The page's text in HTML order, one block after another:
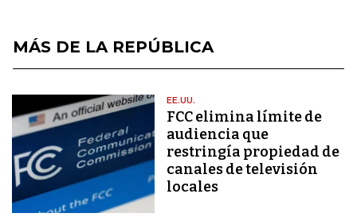
MÁS DE LA REPÚBLICA
EE.UU.
FCC elimina límite de
audiencia que
restringía propiedad de
canales de televisión
locales